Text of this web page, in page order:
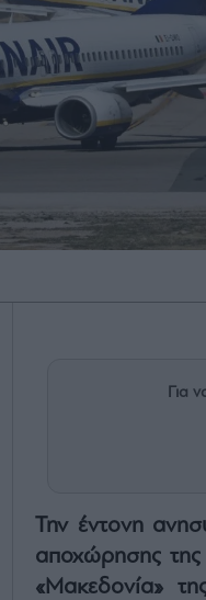
Για
Την έντονη
αποχώρησης της
«Μακεδονία»